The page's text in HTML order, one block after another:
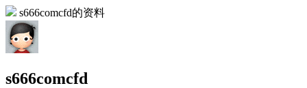
s666comcfd的资料
s666comcfd